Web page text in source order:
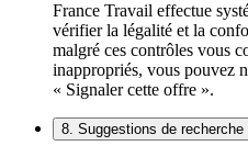
France Travail effectue
vérifier la légalité et la
malgré ces contrôles vous
inappropriés, vous pouvez
« Signaler cette offre ».
8. Suggestions de recherche